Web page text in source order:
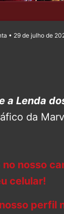
• 29 de julho de
a Lenda
da
no nosso
celular!
perfil